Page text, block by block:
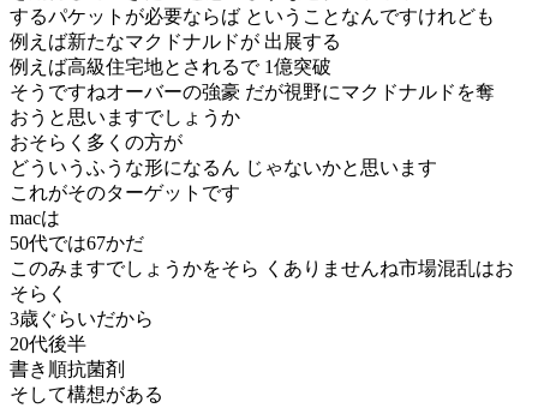
するパケットが必要ならば ということなんですけれども
例えば新たなマクドナルドが 出展する
例えば高級住宅地とされるで 1億突破
そうですねオーバーの強豪 だが視野にマクドナルドを奪
おうと思いますでしょうか
おそらく多くの方が
どういうふうな形になるん じゃないかと思います
これがそのターゲットです
macは
50代では67かだ
このみますでしょうかをそら くありませんね市場混乱はお
そらく
3歳ぐらいだから
20代後半
書き順抗菌剤
そして構想がある